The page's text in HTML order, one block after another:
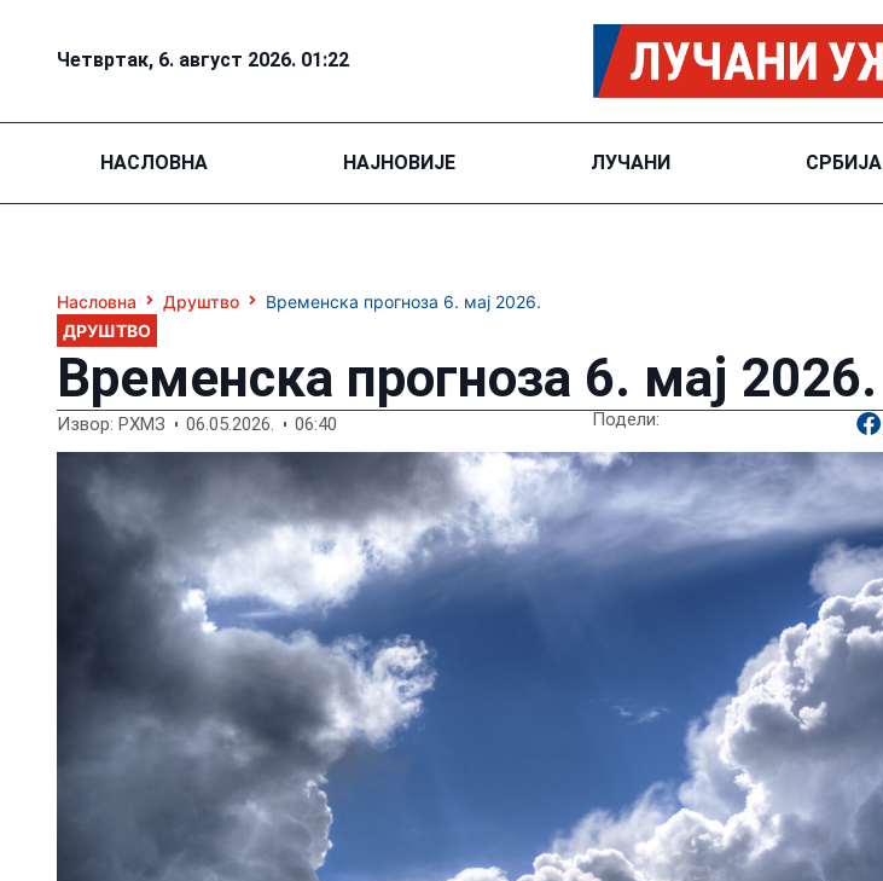
Четвртак, 6. август 2026. 01:22
НАСЛОВНА НАЈНОВИЈЕ ЛУЧАНИ СРБИЈА
Насловна Друштво
Временска прогноза 6. мај 2026.
ДРУШТВО
Временска прогноза 6. мај 2026.
Извор: РХМЗ 06.05.2026. 06:40 Подели: